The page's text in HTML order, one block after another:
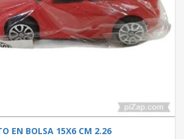
EN BOLSA 15X6 CM 2.26